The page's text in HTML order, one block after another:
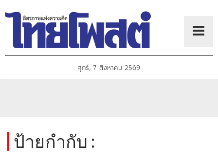
ศุกร์, 7 สิงหาคม 2569
ป้ายกำกับ :